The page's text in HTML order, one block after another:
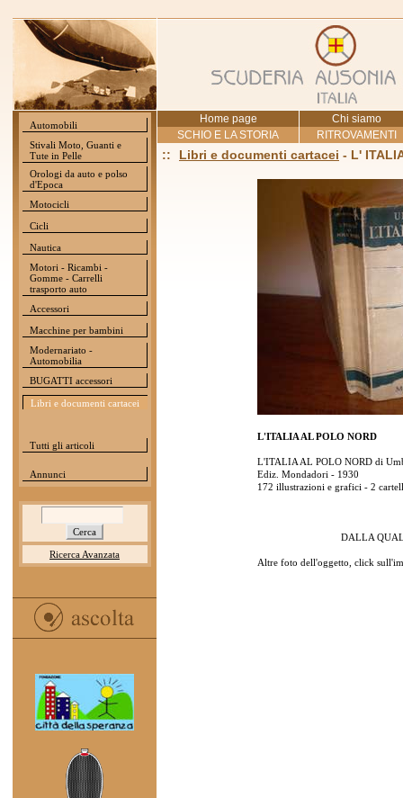
Automobili
Stivali Moto, Guanti e
Tute in Pelle
Orologi da auto e polso
d'Epoca
Motocicli
Cicli
Nautica
Motori - Ricambi -
Gomme - Carrelli
trasporto auto
Accessori
Macchine per bambini
Modernariato -
Automobilia
BUGATTI accessori
Libri e documenti cartacei
Tutti gli articoli
Annunci
Ricerca Avanzata
Home page
Chi siamo
SCHIO E LA STORIA
RITROVAMENTI
:: Libri e documenti cartacei - L'
L'ITALIA AL POLO NORD
L'ITALIA AL POLO NORD di
Ediz. Mondadori - 1930
172 illustrazioni e grafici - 2
DALLA
Altre foto dell'oggetto, click